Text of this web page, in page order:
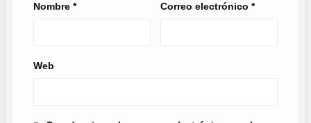
Nombre * Correo electrónico*
Web